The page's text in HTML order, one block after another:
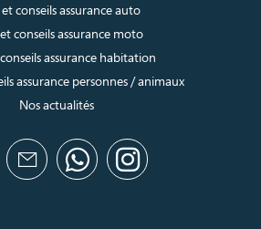
conseils assurance auto
conseils assurance moto
assurance habitation
assurance personnes / animaux
Nos actualités